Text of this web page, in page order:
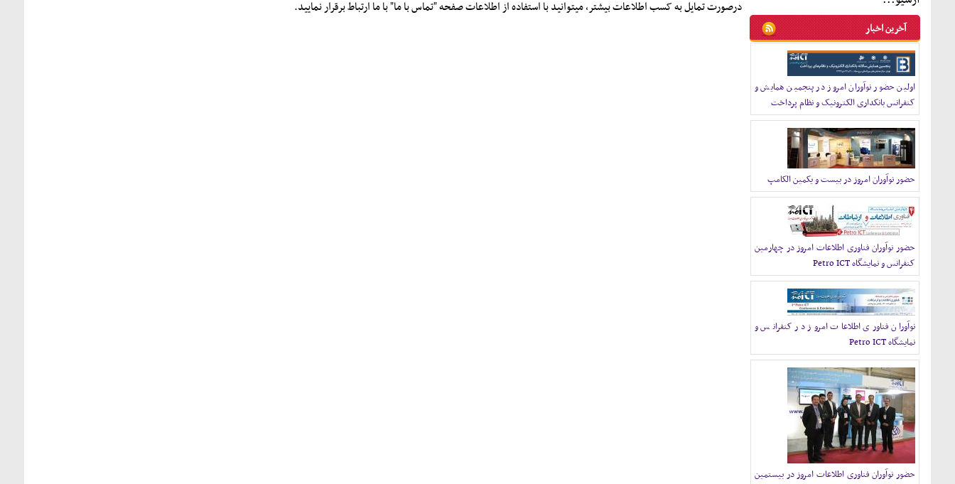
آخرين اخبار
اولین حضور نوآوران امروز در پنجمین همایش و
کنفرانس بانکداری الکترونیک و نظام پرداخت
حضور نوآوران امروز در بیست و یکمین الکامپ
حضور نوآوران فناوری اطلاعات امروز در چهارمین
کنفرانس و نمایشگاه Petro ICT
نوآوران فناوری اطلاعات امروز در کنفرانس و
نمایشگاه Petro ICT
حضور نوآوران فناوری اطلاعات امروز در بیستمین
درصورت تمايل به کسب اطلاعات بيشتر، ميتوانيد با استفاده از اطلاعات صفحه "تماس با ما" با ما ارتباط برقرار نماييد.